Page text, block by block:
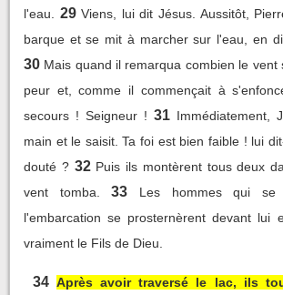
l'eau.
29 Viens, lui dit Jésus. Aussitôt,
barque et se mit à marcher sur l'eau, en
30 Mais quand il remarqua combien le vent
peur et, comme il commençait à
secours ! Seigneur ! 31 Immédiatement,
main et le saisit. Ta foi est bien faible ! lui
douté ? 32 Puis ils montèrent tous deux
vent tomba.
33
Les hommes qui se
l'embarcation se prosternèrent devant lui
vraiment le Fils de Dieu.
34 Après avoir traversé le lac, ils